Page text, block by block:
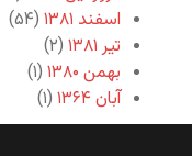
اسفند ۱۳۸۱
(۵۴)
تیر ۱۳۸۱
(۲)
بهمن ۱۳۸۰
(۱)
آبان ۱۳۶۴
(۱)